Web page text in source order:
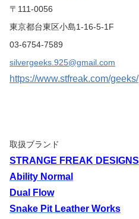
〒111-0056
東京都台東区小島1-16-5-1F
03-6754-7589
silvergeeks.925@gmail.com
https://www.stfreak.com/geeks/
取扱ブランド
STRANGE FREAK DESIGNS
Ability Normal
Dual Flow
Snake Pit Leather Works